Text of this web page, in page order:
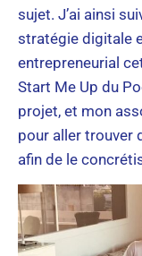
sujet. J’ai ainsi
stratégie digitale
entrepreneurial
Start Me Up du
projet, et mon
pour aller trouver
afin de le